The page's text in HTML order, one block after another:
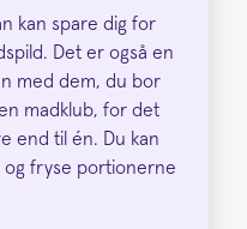
kan spare dig for
Det er også en
med dem, du bor
madklub, for det
end til én. Du kan
og fryse portionerne